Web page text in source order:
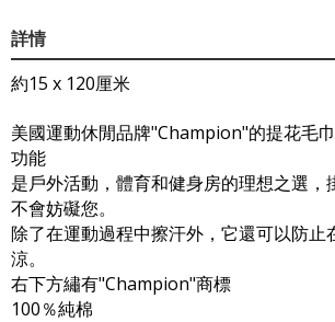
詳情
約15 x 120厘米
美國運動休閒品牌"Champion"的提花毛
功能
是戶外活動，體育和健身房的理想之選，
不會妨礙您。
除了在運動過程中擦汗外，它還可以防止
涼。
右下方繡有"Champion"商標
100％純棉